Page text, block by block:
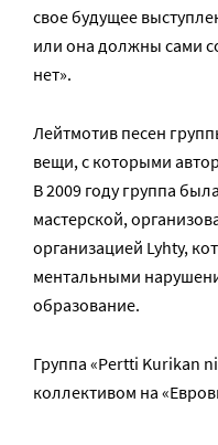
свое будущее
или она должны сами
нет».
Лейтмотив песен
вещи, с которыми
В 2009 году группа
мастерской,
организацией Lyhty,
ментальными
образование.
Группа «Pertti Kurikan
коллективом на